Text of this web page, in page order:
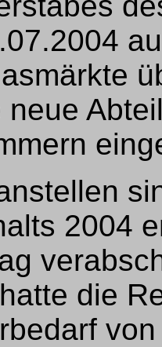
neue
2004
die